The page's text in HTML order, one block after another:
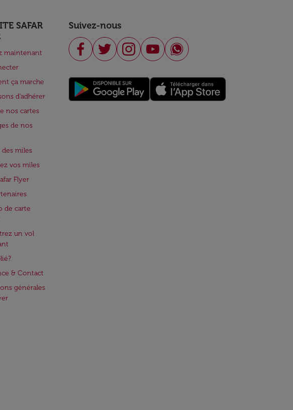
SAFAR
maintenant
ça marche
d'adhérer
nos cartes
de nos
des miles
vos miles
Flyer
de carte
un vol
& Contact
générales
Suivez-nous